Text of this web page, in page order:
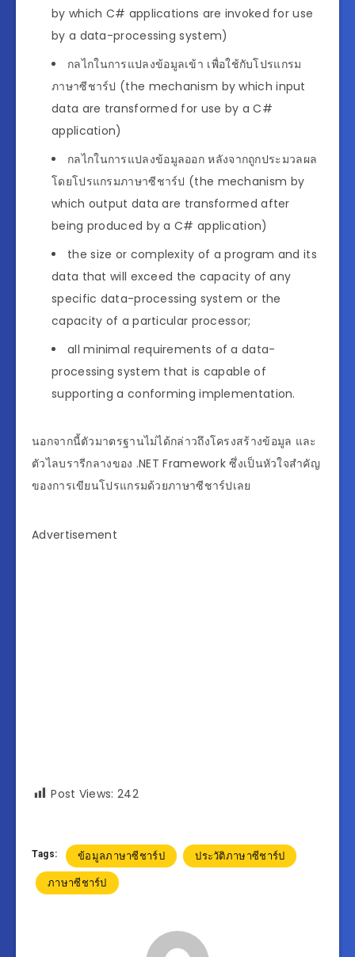
by which C# applications are invoked for use
by a data-processing system)
กลไกในการแปลงข้อมูลเข้า เพื่อใช้กับโปรแกรม
ภาษาซีชาร์ป (the mechanism by which input
data are transformed for use by a C#
application)
กลไกในการแปลงข้อมูลออก หลังจากถูกประมวลผล
โดยโปรแกรมภาษาซีชาร์ป (the mechanism by
which output data are transformed after
being produced by a C# application)
the size or complexity of a program and its
data that will exceed the capacity of any
specific data-processing system or the
capacity of a particular processor;
all minimal requirements of a data-
processing system that is capable of
supporting a conforming implementation.
นอกจากนี้ตัวมาตรฐานไม่ได้กล่าวถึงโครงสร้างข้อมูล และ
ตัวไลบรารีกลางของ .NET Framework ซึ่งเป็นหัวใจสำคัญ
ของการเขียนโปรแกรมด้วยภาษาซีชาร์ปเลย
Advertisement
Post Views: 242
Tags: ข้อมูลภาษาซีชาร์ป
ประวัติภาษาซีชาร์ป
ภาษาซีชาร์ป